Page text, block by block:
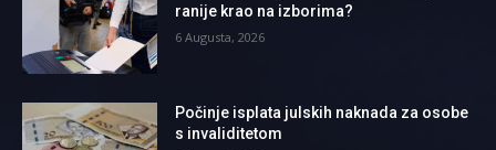
ranije krao na izborima?
6 Augusta, 2026
Počinje isplata julskih naknada za osobe
s invaliditetom